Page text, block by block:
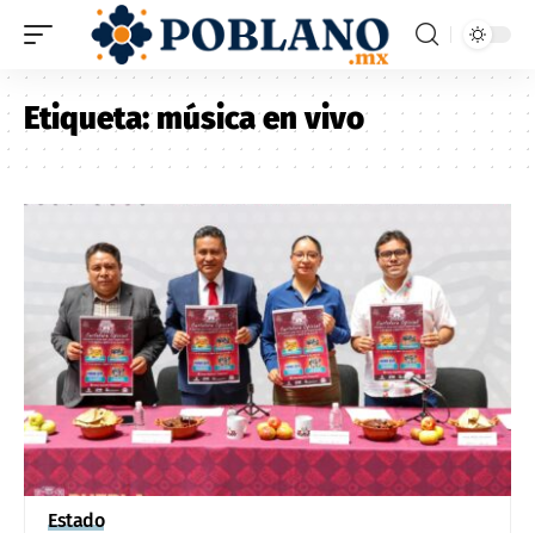
Etiqueta:música en vivo
Estado